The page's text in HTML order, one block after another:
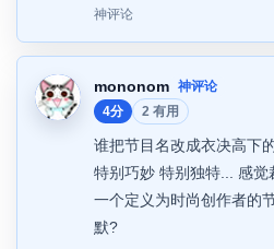
神评论
mononom 神评论
4分
2 有用
谁把节目名改成衣决高下
特别巧妙 特别独特... 感
一个定义为时尚创作者的
默?